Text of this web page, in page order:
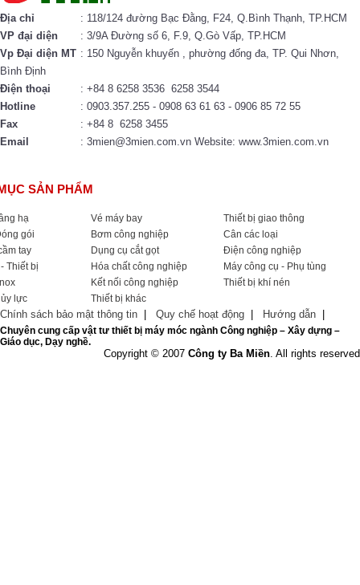
Địa chỉ
: 118/124 đường Bạc Đằng, F24, Q.Bình Thạnh, TP.HCM
VP đại diện
: 3/9A Đường số 6, F.9, Q.Gò Vấp, TP.HCM
Vp Đại diện MT : 150 Nguyễn khuyến , phường đống đa, TP. Qui Nhơn,
Bình Định
Điện thoại
: +84 8 6258 3536 6258 3544
Hotline
: 0903.357.255 - 0908 63 61 63 - 0906 85 72 55
Fax
: +84 8 6258 3455
Email
: 3mien@3mien.com.vn Website: www.3mien.com.vn
SẢN PHẨM
hạ Vé máy bay
Thiết bị giao thông
gói
Bơm công nghiệp
Cân các loại
tay
Dụng cụ cắt gọt
Điện công nghiệp
Thiết bị
Hóa chất công nghiệp
Máy công cụ - Phụ tùng
Kết nối công nghiệp
Thiết bị khí nén
lực
Thiết bị khác
Chính sách bảo mật thông tin Quy chế hoạt động Hướng dẫn
Chuyên cung cấp vật tư thiết bị máy móc ngành Công nghiệp – Xây dựng –
Giáo dục, Dạy nghề.
Copyright © 2007 Công ty Ba Miền. All rights reserved